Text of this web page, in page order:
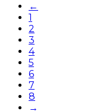
←
1
2
3
4
5
6
7
8
→